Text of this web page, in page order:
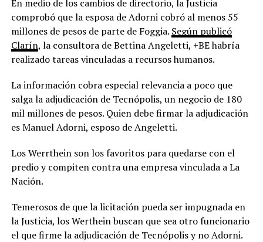
En medio de los cambios de directorio, la Justicia
comprobó que la esposa de Adorni cobró al menos 55
millones de pesos de parte de Foggia. Según publicó
Clarín, la consultora de Bettina Angeletti, +BE habría
realizado tareas vinculadas a recursos humanos.
La información cobra especial relevancia a poco que
salga la adjudicación de Tecnópolis, un negocio de 180
mil millones de pesos. Quien debe firmar la adjudicación
es Manuel Adorni, esposo de Angeletti.
Los Werrthein son los favoritos para quedarse con el
predio y compiten contra una empresa vinculada a La
Nación.
Temerosos de que la licitación pueda ser impugnada en
la Justicia, los Werthein buscan que sea otro funcionario
el que firme la adjudicación de Tecnópolis y no Adorni.